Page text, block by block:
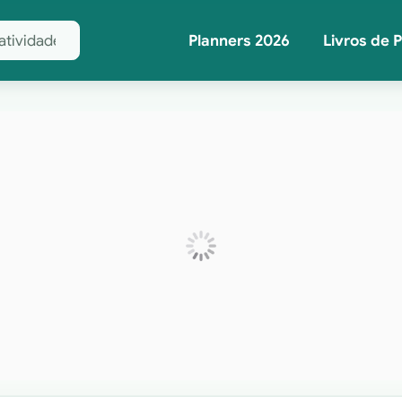
Planners 2026
Livros de